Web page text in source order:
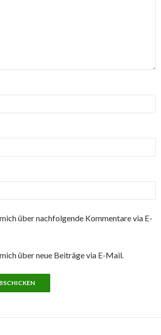
über nachfolgende Kommentare via E-
über neue Beiträge via E-Mail.